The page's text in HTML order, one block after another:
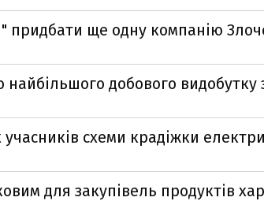
придбати ще одну компанію
найбільшого добового видобутку
схеми крадіжки
для закупівель продуктів